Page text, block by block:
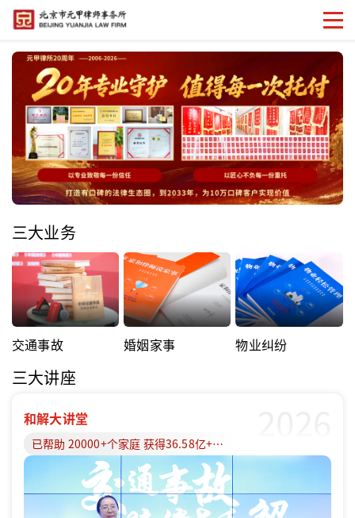
三大业务
交通事故 婚姻家事 物业纠纷
三大讲座
和解大讲堂
已帮助 20000+个家庭 获得36.58亿+赔偿款